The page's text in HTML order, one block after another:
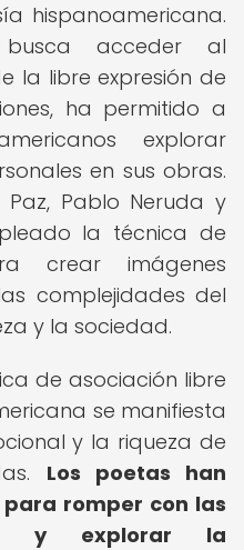
hispanoamericana.
acceder al
la libre expresión de
ha permitido a
explorar
en sus obras.
Pablo Neruda y
la técnica de
crear imágenes
complejidades del
y la sociedad.
de asociación libre
se manifiesta
y la riqueza de
Los poetas han
romper con las
y explorar la